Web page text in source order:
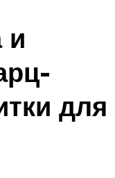
и
для